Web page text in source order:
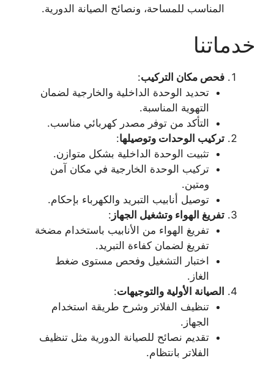
المناسب للمساحة، ونصائح الصيانة الدورية.
خدماتنا
فحص مكان التركيب:
تحديد الوحدة الداخلية والخارجية لضمان
التهوية المناسبة.
التأكد من توفر مصدر كهربائي مناسب.
تركيب الوحدات وتوصيلها:
تثبيت الوحدة الداخلية بشكل متوازن.
تركيب الوحدة الخارجية في مكان آمن
ومتين.
توصيل أنابيب التبريد والكهرباء بإحكام.
تفريغ الهواء وتشغيل الجهاز :
تفريغ الهواء من الأنابيب باستخدام مضخة
تفريغ لضمان كفاءة التبريد.
اختبار التشغيل وفحص مستوى ضغط
الغاز.
الصيانة الأولية والتوجيهات:
تنظيف الفلاتر وشرح طريقة استخدام
الجهاز.
تقديم نصائح للصيانة الدورية مثل تنظيف
الفلاتر بانتظام.